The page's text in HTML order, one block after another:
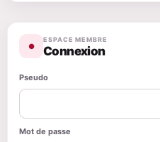
●
ESPACE MEMBRE
Connexion
Pseudo
Mot de passe